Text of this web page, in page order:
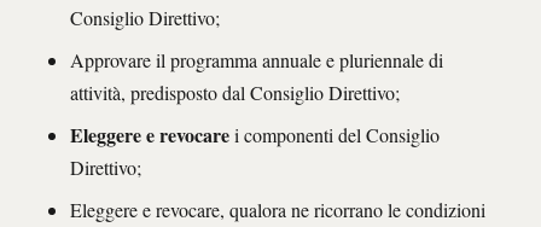
Consiglio Direttivo;
Approvare il programma annuale e pluriennale di
attività, predisposto dal Consiglio Direttivo;
Eleggere e revocarei componenti del Consiglio
Direttivo;
Eleggere e revocare, qualora ne ricorrano le condizioni